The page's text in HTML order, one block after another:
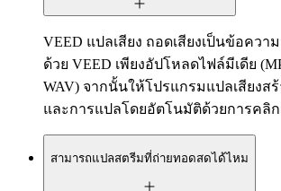
VEED แปลเสียง ถอดเสียงเป็นข้อควา
ด้วย VEED เพียงอัปโหลดไฟล์มีเดีย
WAV) จากนั้นให้โปรแกรมแปลเสียงสร้
และการแปลโดยอัตโนมัติด้วยการคลิก
สามารถแปลสตรีมที่ถ่ายทอดสดได้ไหม